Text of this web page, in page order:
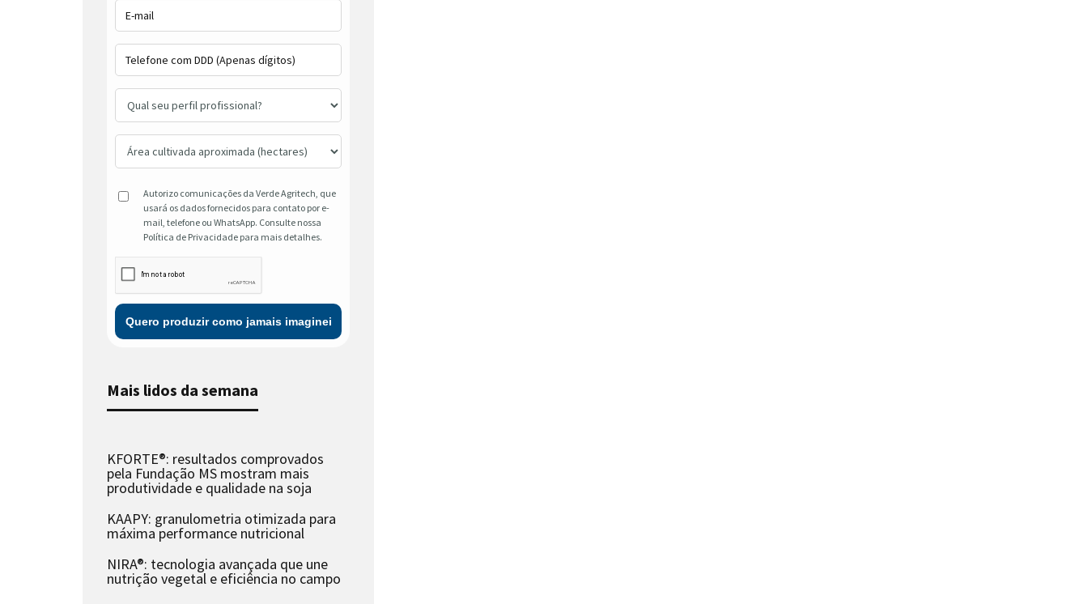
Autorizo comunicações da Verde Agritech, que
usará os dados fornecidos para contato por e-
mail, telefone ou WhatsApp. Consulte nossa
Política de Privacidade para mais detalhes.
Mais lidos da semana
KFORTE®: resultados comprovados
pela Fundação MS mostram mais
produtividade e qualidade na soja
KAAPY: granulometria otimizada para
máxima performance nutricional
NIRA®: tecnologia avançada que une
nutrição vegetal e eficiência no campo